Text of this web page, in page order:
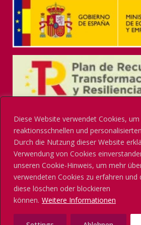
Diese Website verwendet Cookies,
reaktionsschnellen und
Durch die Nutzung dieser Website
Verwendung von Cookies
unseren Cookie-Hinweis, um mehr
verwendeten Cookies zu erfahren und
diese löschen oder blockieren
können. Weitere Informationen